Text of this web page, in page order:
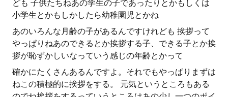
ども 子供たちねあの学生の子であったりとかもしくは
小学生とかもしかしたら幼稚園児とかね
あのいろんな月齢の子があるんですけれども 挨拶って
やっぱりねあのできるとか挨拶する子、できる子とか挨
拶が恥ずかしいなっていう感じの年齢とかって
確かにたくさんあるんですよ。それでもやっぱりまずは
ねこの積極的に挨拶をする。 元気というところもある